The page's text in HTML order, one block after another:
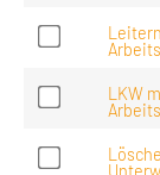
LKW